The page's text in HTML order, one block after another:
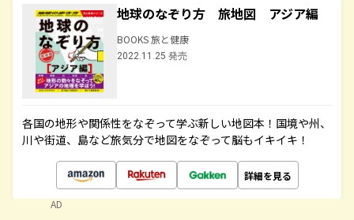
地球のなぞり方 旅地図 アジア編
BOOKS 旅と健康
2022.11.25 発売
各国の地形や関係性をなぞって学ぶ新しい地図本！国境や州、
川や街道、島など旅気分で地図をなぞって脳もイキイキ！
詳細を見る
AD